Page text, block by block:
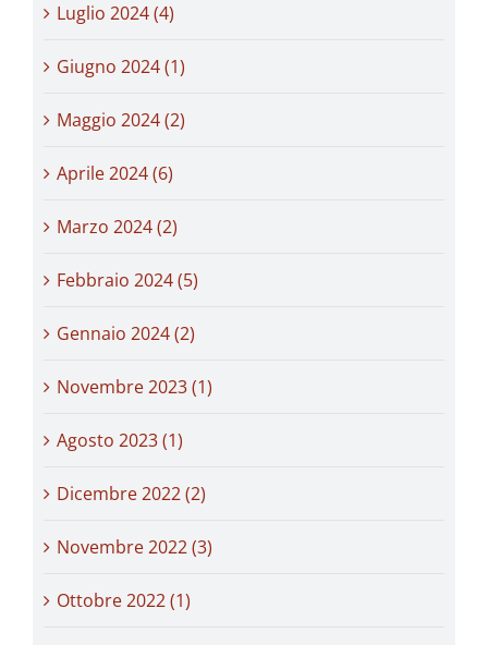
Luglio 2024 (4)
Giugno 2024 (1)
Maggio 2024 (2)
Aprile 2024 (6)
Marzo 2024 (2)
Febbraio 2024 (5)
Gennaio 2024 (2)
Novembre 2023 (1)
Agosto 2023 (1)
Dicembre 2022 (2)
Novembre 2022 (3)
Ottobre 2022 (1)